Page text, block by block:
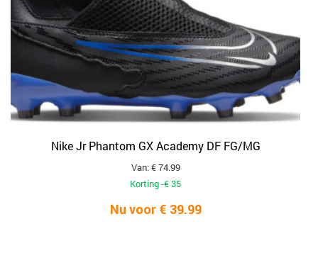
Nike Jr Phantom GX Academy DF FG/MG
Van: € 74.99
Korting -€ 35
Nu voor € 39.99